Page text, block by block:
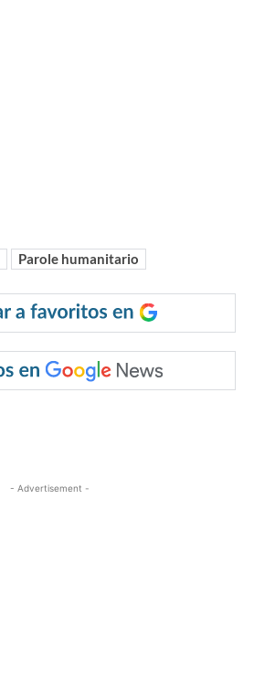
Parole humanitario
- Advertisement -